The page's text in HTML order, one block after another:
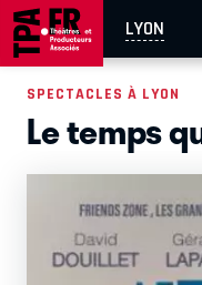
LYON
AIX-MARSEILLE
EN TOURNÉE
SPECTACLES À LYON
Le temps